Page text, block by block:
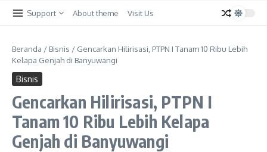
Support About theme Visit Us
Beranda / Bisnis / Gencarkan Hilirisasi, PTPN I Tanam 10 Ribu Lebih
Kelapa Genjah di Banyuwangi
Bisnis
Gencarkan Hilirisasi, PTPN I
Tanam 10 Ribu Lebih Kelapa
Genjah di Banyuwangi